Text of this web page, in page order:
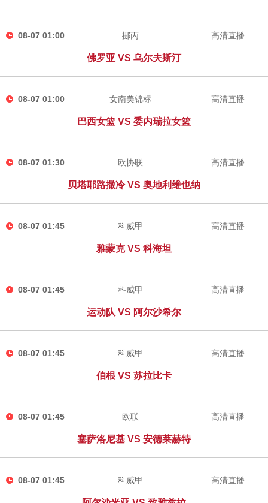
08-07 01:00 挪丙
佛罗亚 VS 乌尔夫斯汀
高清直播
08-07 01:00 女南美锦标
巴西女篮 VS 委内瑞拉女篮
高清直播
08-07 01:30 欧协联
贝塔耶路撒冷 VS 奥地利维也纳
高清直播
08-07 01:45 科威甲
雅蒙克 VS 科海坦
高清直播
08-07 01:45 科威甲
运动队 VS 阿尔沙希尔
高清直播
08-07 01:45 科威甲
伯根 VS 苏拉比卡
高清直播
08-07 01:45 欧联
塞萨洛尼基 VS 安德莱赫特
高清直播
08-07 01:45 科威甲 高清直播